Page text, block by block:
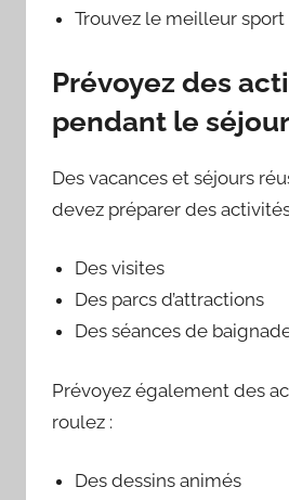
Trouvez le meilleur
Prévoyez des
pendant le séjour
Des vacances et séjours
devez préparer des
Des visites
Des parcs d’attractions
Des séances de
Prévoyez également des
roulez :
Des dessins animés